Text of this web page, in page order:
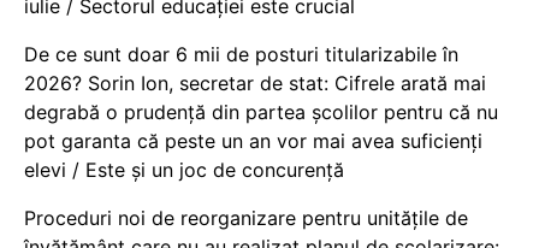
iulie / Sectorul educației este crucial
De ce sunt doar 6 mii de posturi titularizabile în
2026? Sorin Ion, secretar de stat: Cifrele arată mai
degrabă o prudență din partea școlilor pentru că nu
pot garanta că peste un an vor mai avea suficienți
elevi / Este și un joc de concurență
Proceduri noi de reorganizare pentru unitățile de